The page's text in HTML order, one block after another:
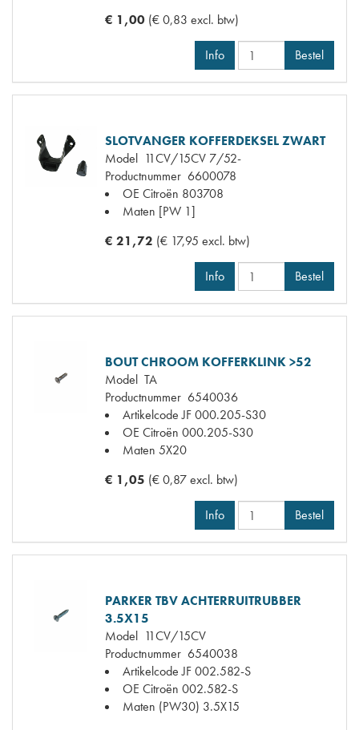
€ 1,00 (€ 0,83 excl. btw)
Info Bestel
SLOTVANGER KOFFERDEKSEL ZWART
Model 11CV/15CV 7/52-
Productnummer 6600078
OE Citroën 803708
Maten [PW 1]
€ 21,72 (€ 17,95 excl. btw)
Info Bestel
BOUT CHROOM KOFFERKLINK >52
Model TA
Productnummer 6540036
Artikelcode JF000.205-S30
OE Citroën 000.205-S30
Maten 5X20
€ 1,05 (€ 0,87 excl. btw)
Info Bestel
PARKER TBV ACHTERRUITRUBBER
3.5X15
Model 11CV/15CV
Productnummer 6540038
Artikelcode JF002.582-S
OE Citroën 002.582-S
Maten (PW30) 3.5X15